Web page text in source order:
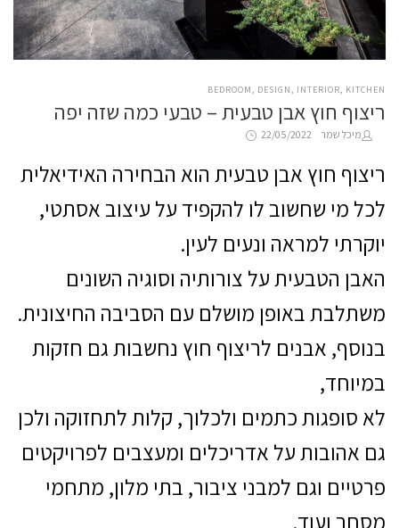
POSTED
BEDROOM DESIGN INTERIOR KITCHEN
ריצוף חוץ אבן טבעית – טבעי כמה שזה יפה
by
מיכל שמר
Posted 22/05/2022
ריצוף חוץ אבן טבעית הוא הבחירה האידיאלית
לכל מי שחשוב לו להקפיד על עיצוב אסתטי,
יוקרתי למראה ונעים לעין.
האבן הטבעית על צורותיה וסוגיה השונים
משתלבת באופן מושלם עם הסביבה החיצונית.
בנוסף, אבנים לריצוף חוץ נחשבות גם חזקות
במיוחד,
לא סופגות כתמים ולכלוך, קלות לתחזוקה ולכן
גם אהובות על אדריכלים ומעצבים לפרויקטים
פרטיים וגם למבני ציבור, בתי מלון, מתחמי
מסחר ועוד.